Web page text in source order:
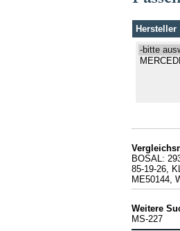
Hersteller
BOSAL:
85-19-26,
ME50144,
Weitere
MS-227